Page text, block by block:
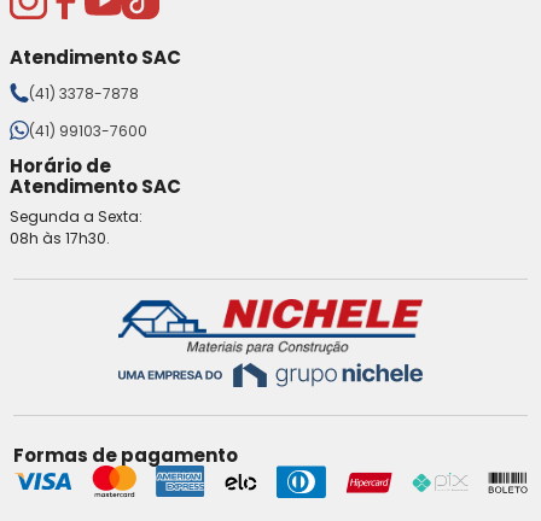
Atendimento SAC
(41) 3378-7878
(41) 99103-7600
Horário de
Atendimento SAC
Segunda a Sexta:
08h às 17h30.
Formas de pagamento